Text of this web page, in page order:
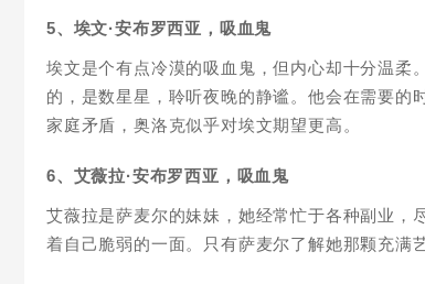
5、埃文·安布罗西亚，吸血鬼
埃文是个有点冷漠的吸血鬼，但内心却十分温柔
的，是数星星，聆听夜晚的静谧。他会在需要的
家庭矛盾，奥洛克似乎对埃文期望更高。
6、艾薇拉·安布罗西亚，吸血鬼
艾薇拉是萨麦尔的妹妹，她经常忙于各种副业，
着自己脆弱的一面。只有萨麦尔了解她那颗充满